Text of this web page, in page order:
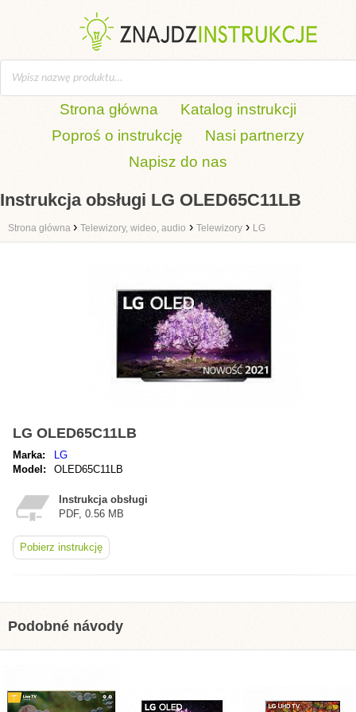
Strona główna
Katalog instrukcji
Poproś o instrukcję
Nasi partnerzy
Napisz do nas
Instrukcja obsługi LG OLED65C11LB
Strona główna › Telewizory, wideo, audio › Telewizory › LG
LG OLED65C11LB
Marka:
LG
Model:
OLED65C11LB
Instrukcja obsługi
PDF, 0.56 MB
Pobierz instrukcję
Podobné návody